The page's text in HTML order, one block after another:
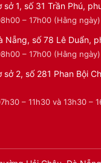
1, số 31 Trần Phú,
– 17h00 (Hằng ngày)
Nẵng, số 78 Lê Duẩn,
– 17h00 (Hằng ngày)
2, số 281 Phan Bội
– 11h30 và 13h30 –